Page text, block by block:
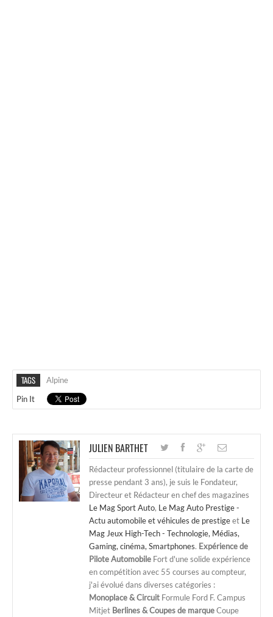
TAGS
Alpine
Pin It
JULIEN BARTHET
Rédacteur professionnel (titulaire de la carte de
presse pendant 3 ans), je suis le Fondateur,
Directeur et Rédacteur en chef des magazines
Le Mag Sport Auto, Le Mag Auto Prestige -
Actu automobile et véhicules de prestigeet Le
Mag Jeux High-Tech - Technologie, Médias,
Gaming, cinéma, Smartphones. Expérience de
Pilote Automobile Fort d'une solide expérience
en compétition avec 55 courses au compteur,
j'ai évolué dans diverses catégories :
Monoplace & Circuit Formule Ford F. Campus
Mitjet Berlines & Coupes de marqueCoupe